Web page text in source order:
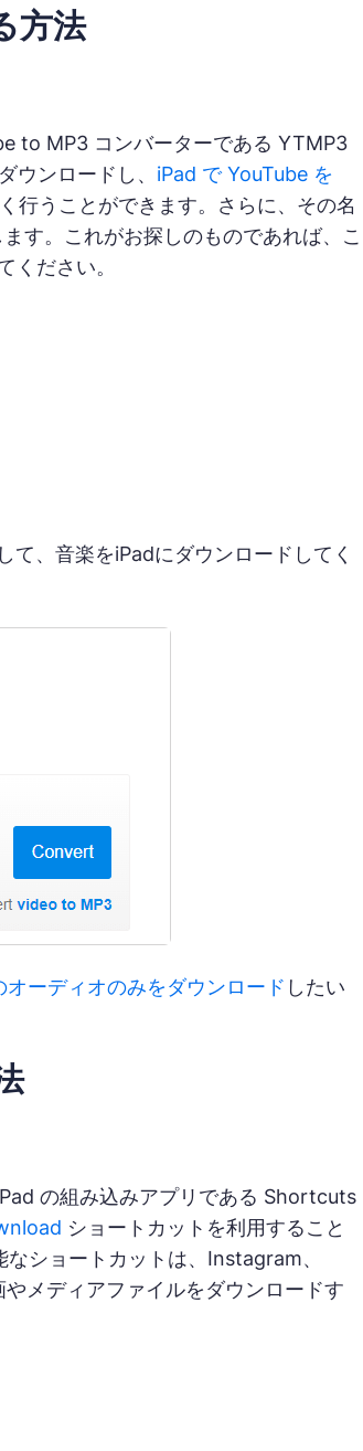
方法
to MP3 コンバーターである YTMP3
ウンロードし、 iPad で YouTube を
行うことができます。さらに、その名
す。これがお探しのものであれば、こ
ください。
て、音楽をiPadにダウンロードしてく
オーディオのみをダウンロード したい
の組み込みアプリである Shortcuts
ショートカットを利用すること
ショートカットは、Instagram、
メディアファイルをダウンロードす